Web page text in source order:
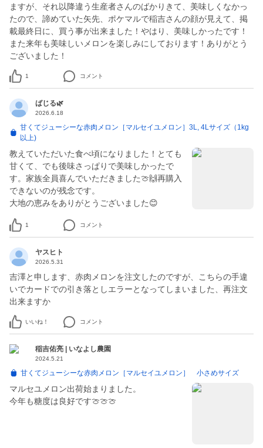
ますが、それ以降違う生産者さんのばかりきて、美味しくなかっ
たので、諦めていた矢先、ポケマルで稲吉さんの顔が見えて、掲
載最終日に、買う事が出来ました！やはり、美味しかったです！
また来年も美味しいメロンを楽しみにしております！ありがとう
ございました！
1 コメント
ばじる🌿
2026.6.18
甘くてジューシーな赤肉メロン［マルセイユメロン］3L, 4Lサイズ（1kg
以上)
教えていただいた食べ頃になりました！とても
甘くて、でも後味さっぱりで美味しかったで
す。家族全員喜んでいただきました🍈🙌再購入
できないのが残念です。
大地の恵みをありがとうございました😊
1 コメント
ヤスヒト
2026.5.31
吉澤と申します、赤肉メロンを注文したのですが、こちらの手違
いでカードでの引き落としエラーとなってしまいました、再注文
出来ますか
いいね！ コメント
稲吉佑亮 | いなよし農園
2024.5.21
甘くてジューシーな赤肉メロン［マルセイユメロン］ 小さめサイズ
マルセユメロン出荷始まりました。